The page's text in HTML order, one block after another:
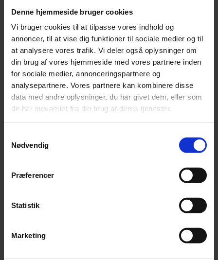
Denne hjemmeside bruger cookies
Vi bruger cookies til at tilpasse vores indhold og
annoncer, til at vise dig funktioner til sociale medier og til
at analysere vores trafik. Vi deler også oplysninger om
din brug af vores hjemmeside med vores partnere inden
for sociale medier, annonceringspartnere og
analysepartnere. Vores partnere kan kombinere disse
data med andre oplysninger, du har givet dem, eller som
de har indsamlet fra din brug af deres tjenester.
Nødvendig
Præferencer
Statistik
Marketing
Tilføj til kurv
Varenummer: 104901
Varekategori:Foder til fugle og fjerkræ ,Fugl & Fjerkræ,Hest,
Hestefoder
Hønsefoder Lucerne, græs og fiberprodukter
Varebeskrivelse Produktinformation
Hvedeklid fra Vestjyllands andel.
Weight 13 kg